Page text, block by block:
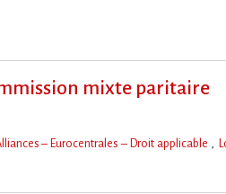
mixte paritaire
– Eurocentrales – Droit applicable